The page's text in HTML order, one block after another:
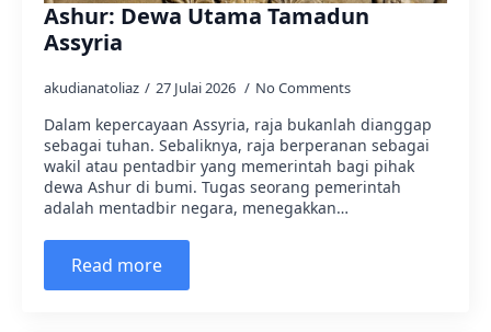
Ashur: Dewa Utama Tamadun
Assyria
akudianatoliaz 27 Julai 2026 No Comments
Dalam kepercayaan Assyria, raja bukanlah dianggap
sebagai tuhan. Sebaliknya, raja berperanan sebagai
wakil atau pentadbir yang memerintah bagi pihak
dewa Ashur di bumi. Tugas seorang pemerintah
adalah mentadbir negara, menegakkan…
Read more